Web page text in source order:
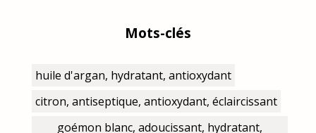
Mots-clés
huile d'argan, hydratant, antioxydant
citron, antiseptique, antioxydant, éclaircissant
goémon blanc, adoucissant, hydratant,